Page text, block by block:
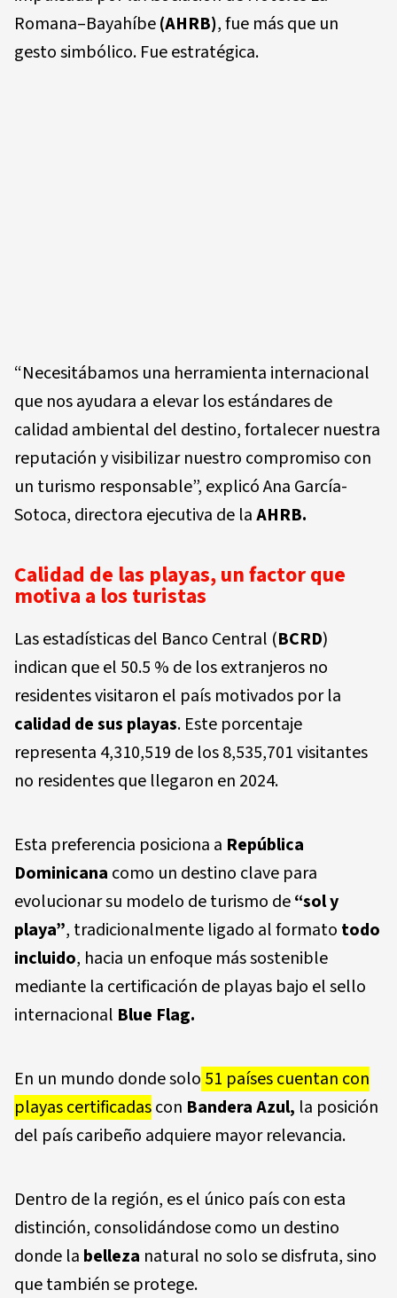
Romana–Bayahíbe(AHRB), fue más que un
gesto simbólico. Fue estratégica.
“Necesitábamos una herramienta internacional
que nos ayudara a elevar los estándares de
calidad ambiental del destino, fortalecer nuestra
reputación y visibilizar nuestro compromiso con
un turismo responsable”, explicó Ana García-
Sotoca, directora ejecutiva de laAHRB.
Calidad de las playas, un factor que
motiva a los turistas
Las estadísticas del Banco Central (BCRD)
indican que el 50.5 % de los extranjeros no
residentes visitaron el país motivados por la
calidad de sus playas. Este porcentaje
representa 4,310,519 de los 8,535,701 visitantes
no residentes que llegaron en 2024.
Esta preferencia posiciona a República
Dominicana como un destino clave para
evolucionar su modelo de turismo de“sol y
playa”, tradicionalmente ligado al formato todo
incluido, hacia un enfoque más sostenible
mediante la certificación de playas bajo el sello
internacional Blue Flag.
En un mundo donde solo 51 países cuentan con
playas certificadascon Bandera Azul, la posición
del país caribeño adquiere mayor relevancia.
Dentro de la región, es el único país con esta
distinción, consolidándose como un destino
donde la belleza natural no solo se disfruta, sino
que también se protege.